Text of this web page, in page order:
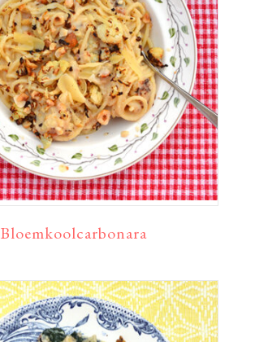
Bloemkoolcarbonara